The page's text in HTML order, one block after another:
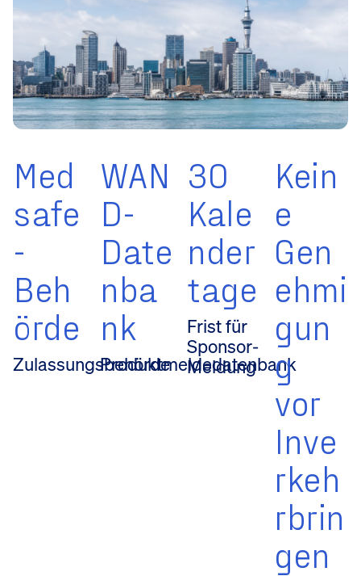
Med
safe
-
Beh
örde
Zulassungsbehörde
WAN
D-
Date
nba
nk
Produktmeldedatenbank
30
Kale
nder
tage
Frist für
Sponsor-
Meldung
Kein
e
Gen
ehmi
gun
g
vor
Inve
rkeh
rbrin
gen